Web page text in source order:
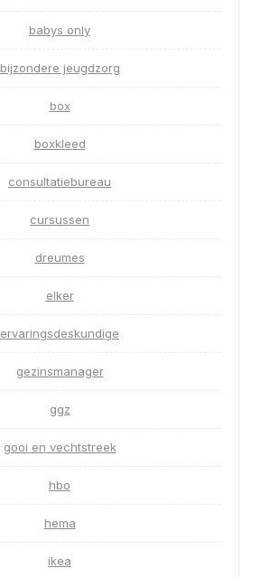
babys only
bijzondere jeugdzorg
box
boxkleed
consultatiebureau
cursussen
dreumes
elker
ervaringsdeskundige
gezinsmanager
ggz
gooi en vechtstreek
hbo
hema
ikea